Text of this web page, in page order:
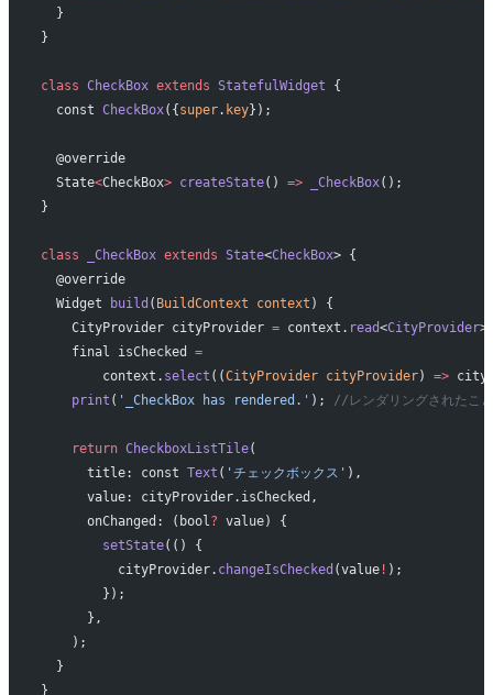
  }
}
class CheckBox extends StatefulWidget {
  const
CheckBox({super. key});
  @override
  State
<CheckBox> createState() => _CheckBox();
}
class _CheckBox extends State<CheckBox> {
  @override
  Widget
build ( BuildContext context ) {
    CityProvider cityProvider
= context. read<CityProvider
    final isChecked
=
        context.
select ((CityProvider cityProvider) =>
    print
( '_CheckBox has rendered.' ); //レンダリングされたこ
    return
CheckboxListTile(
      title: const
Text ( 'チェックボックス' ),
      value: cityProvider.isChecked,
      onChanged: (bool
? value) {
        setState
(() {
          cityProvider.
changeIsChecked (value! );
        });
      },
    );
  }
}